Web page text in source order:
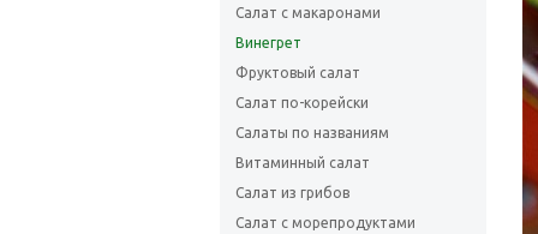
Салат с макаронами
Винегрет
Фруктовый салат
Салат по-корейски
Салаты по названиям
Витаминный салат
Салат из грибов
Салат с морепродуктами